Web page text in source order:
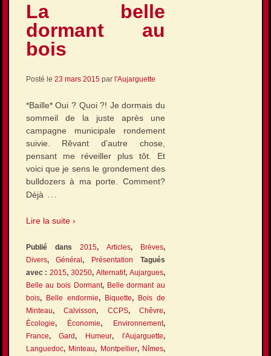
La belle
dormant au
bois
Posté le 23 mars 2015par l'Aujarguette
*Baille* Oui ? Quoi ?! Je dormais du
sommeil de la juste après une
campagne municipale rondement
suivie. Rêvant d’autre chose,
pensant me réveiller plus tôt. Et
voici que je sens le grondement des
bulldozers à ma porte. Comment?
Déjà …
Lire la suite ›
Publié dans 2015, Articles, Brèves,
Divers,Général, Présentation Tagués
avec :2015,30250,Alternatif,Aujargues,
Belle au bois Dormant, Belle dormant au
bois, Belle endormie, Biquette, Bois de
Minteau,Calvisson, CCPS,Chêvre,
Écologie, Économie, Environnement,
France,Gard, Humeur,l'Aujarguette,
Languedoc, Minteau, Montpellier, Nîmes,